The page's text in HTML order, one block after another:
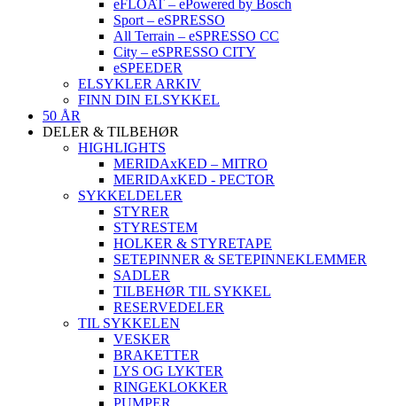
eFLOAT – ePowered by Bosch
Sport – eSPRESSO
All Terrain – eSPRESSO CC
City – eSPRESSO CITY
eSPEEDER
ELSYKLER ARKIV
FINN DIN ELSYKKEL
50 ÅR
DELER & TILBEHØR
HIGHLIGHTS
MERIDAxKED – MITRO
MERIDAxKED - PECTOR
SYKKELDELER
STYRER
STYRESTEM
HOLKER & STYRETAPE
SETEPINNER & SETEPINNEKLEMMER
SADLER
TILBEHØR TIL SYKKEL
RESERVEDELER
TIL SYKKELEN
VESKER
BRAKETTER
LYS OG LYKTER
RINGEKLOKKER
PUMPER